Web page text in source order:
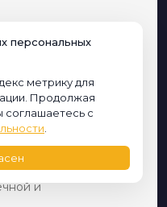
используются
металл и
от общего стиля
теплоту и
металл —
вид, а стекло —
пространства.
износостойкости и
чтобы убедиться, что
и
персональных
метрику для
Продолжая
соглашаетесь с